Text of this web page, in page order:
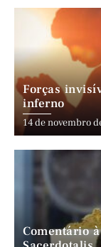
Forças
inferno
14 de novembro
Comentário